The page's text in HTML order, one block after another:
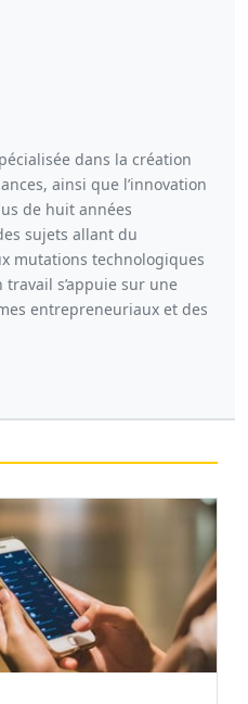
dans la création
ainsi que l’innovation
de huit années
sujets allant du
mutations technologiques
s’appuie sur une
entrepreneuriaux et des